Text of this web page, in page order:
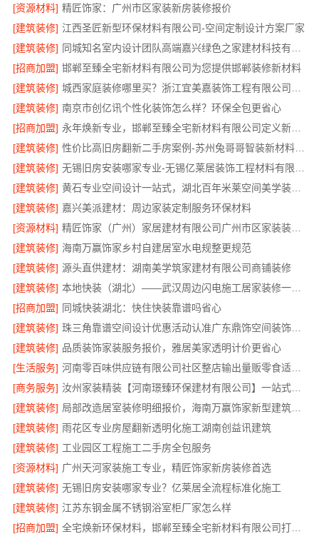
[资源材料] 精匠饰家：广州市区家装新房装修报价
[建筑装修] 江西圣匠新型环保材料有限公司-空间定制设计方案厂家
[建筑装修]
[招商加盟] 邯郸至臻全宅新材料有限公司为您提供邯郸装修新材料
[建筑装修]
[建筑装修] 南京市创亿讯个性化装饰怎么样？环保全包更省心
[招商加盟]
永年焕新专业，邯郸至臻全宅新材料有限公司定义新一代家装体验
[建筑装修]
性价比高旧房翻新二手房案例-苏州兔哥哥智装新材料有限公司
[建筑装修]
[建筑装修]
黄石专业空间设计一站式，湖北百年米莱空间美学装饰材料有限公司
[建筑装修] 嘉兴美派建材：周边家装定制服务环保材料
[资源材料]
精匠饰家（广州）家居建材有限公司广州市区家装装修新房报价
[建筑装修] 海南万赢饰家乡村自建居室水电规整更规范
[建筑装修] 源头直供建材：湖南美学筑家建材有限公司商铺装修
[建筑装修]
本地快装（湖北）——武汉周边闪电施工居家装修一楼带院
[招商加盟] 同城快装湖北：快住快装靠谱吗省心
[建筑装修]
珠三角靠谱空间设计优惠活动认准广东鼎饰空间装饰工程有限公司
[建筑装修] 品质装饰家装服务报价，雅居美家透明计价更省心
[生活服务]
河南零百味供应链有限公司社区整店输出量贩零食适配全场景
[商务服务]
汝州家装精装【河南璟臻环保建材有限公司】一站式整体装修服务
[建筑装修]
局部改造居室装修明细报价，海南万赢饰家新型建筑材料有限公司
[建筑装修] 雨花区专业房屋翻新透明化施工湖南创益讯建筑
[建筑装修] 工业园区工程施工二手房全包服务
[资源材料] 广州天河家装施工专业，精匠饰家新房装修首选
[建筑装修] 无锡旧房安装哪家专业？亿莱居全流程标准化施工
[建筑装修] 江苏东钢金属不锈钢浴室柜厂家怎么样
[招商加盟]
全宅焕新环保材料，邯郸至臻全宅新材料有限公司打造零醛居所